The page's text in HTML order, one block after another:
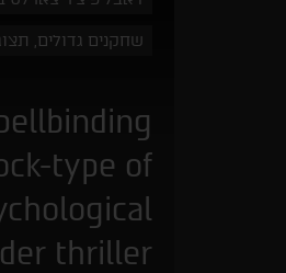
שחקנים גדולים,
type of
thriller.